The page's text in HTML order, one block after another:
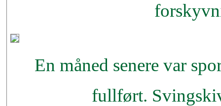
En måned senere var
fullført.